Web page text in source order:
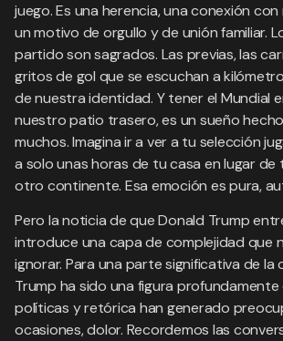
juego. Es una herencia, una conexión
un motivo de orgullo y de unión familiar.
partido son sagrados. Las previas, las
gritos de gol que se escuchan a
de nuestra identidad. Y tener el Mundial
nuestro patio trasero, es un sueño
muchos. Imagina ir a ver a tu selección
a solo unas horas de tu casa en lugar de
otro continente. Esa emoción es pura,
Pero la noticia de que Donald Trump
introduce una capa de complejidad que
ignorar. Para una parte significativa de la
Trump ha sido una figura profundamente
políticas y retórica han generado
ocasiones, dolor. Recordemos las